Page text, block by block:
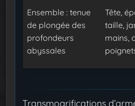
Ensemble : tenue
de plongée des
profondeurs
abyssales
Tête,
taille,
mains,
Transmogrifications